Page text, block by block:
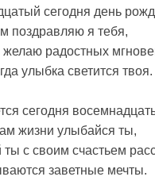
сегодня день
поздравляю я тебя,
желаю радостных
улыбка светится твоя.
сегодня
жизни улыбайся ты,
с своим счастьем
заветные мечты.